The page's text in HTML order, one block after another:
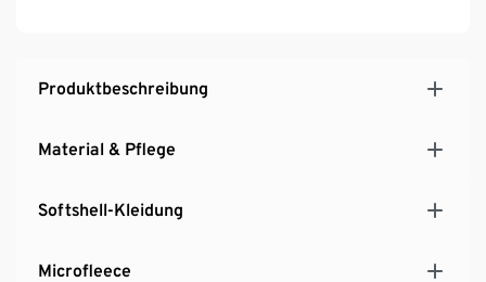
und optimale Bewegungsfreiheit
Unterlegter, wasserdichter Reissverschluss mit
Beschreibbares Namensschild
Weiches, wärmendes Microfleecefutter
Faserknötchen
Produktbeschreibung
Material & Pflege
Softshell-Kleidung
Microfleece